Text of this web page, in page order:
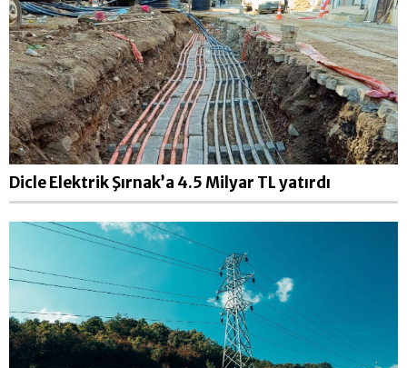
Dicle Elektrik Şırnak’a 4.5 Milyar TL yatırdı